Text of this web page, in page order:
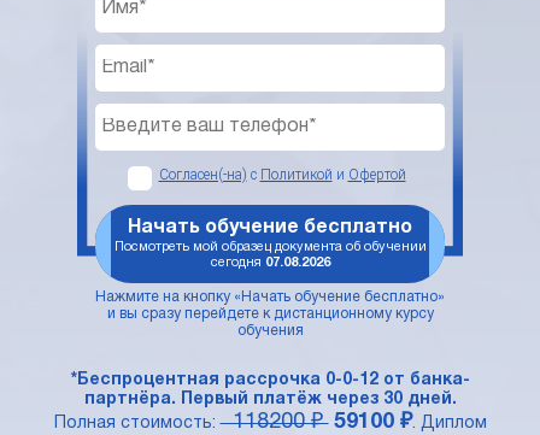
Согласен(-на) с Политикой и Офертой
Начать обучение бесплатно
Посмотреть мой образец документа об обучении
сегодня 07.08.2026
Нажмите на кнопку «Начать обучение бесплатно»
и вы сразу перейдете к дистанционному курсу
обучения
*Беспроцентная рассрочка 0-0-12 от банка-
партнёра. Первый платёж через 30 дней.
Полная стоимость:118200 ₽ 59100 ₽. Диплом